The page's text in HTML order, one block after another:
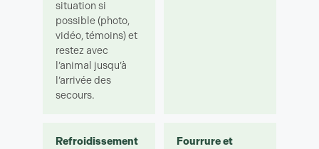
situation si
possible (photo,
vidéo, témoins) et
restez avec
l’animal jusqu’à
l’arrivée des
secours.
Refroidissement
Fourrure et